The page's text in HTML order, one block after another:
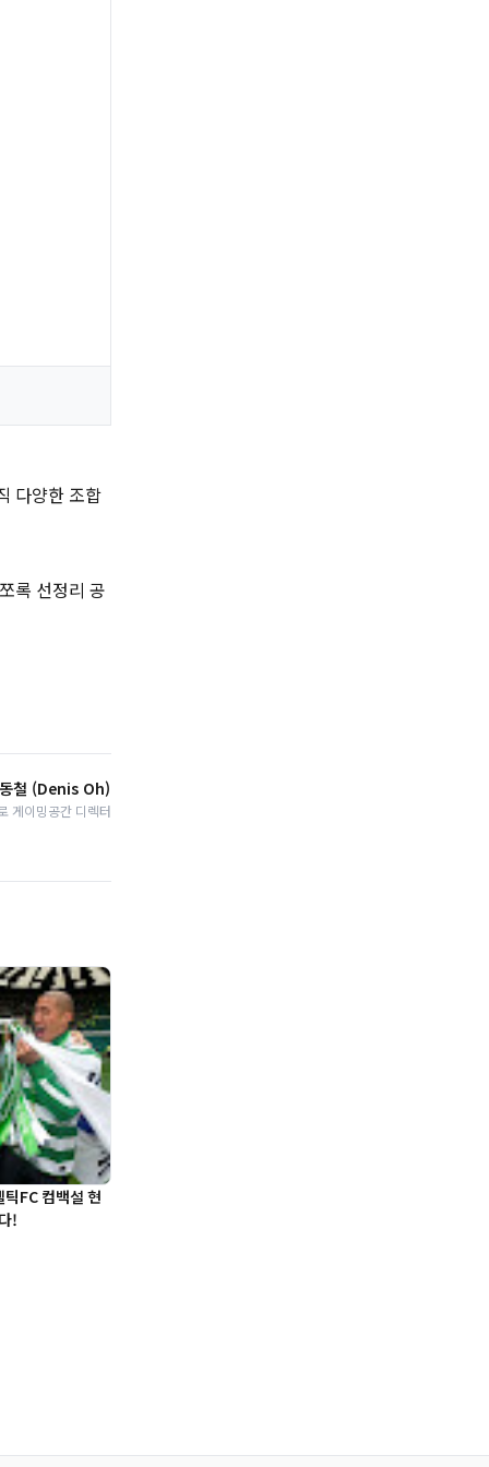
다양한 조합
록 선정리 공
철 (Denis Oh)
게이밍공간 디렉터
FC 컴백설 현
!